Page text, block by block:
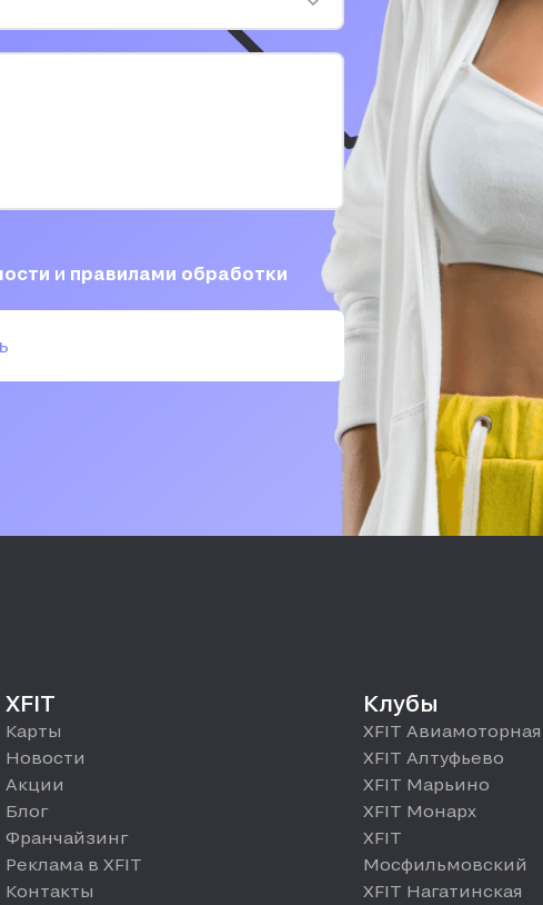
и правилами обработки
XFIT
Карты
Новости
Акции
Блог
Франчайзинг
Реклама в XFIT
Контакты
Клубы
XFIT Авиамоторная
XFIT Алтуфьево
XFIT Марьино
XFIT Монарх
XFIT
Мосфильмовский
XFIT Нагатинская